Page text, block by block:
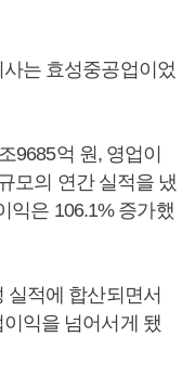
는 효성중공업이었
9685억 원, 영업이
모의 연간 실적을 냈
익은 106.1% 증가했
실적에 합산되면서
익을 넘어서게 됐